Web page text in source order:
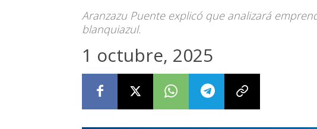
Aranzazu Puente explicó que analizará
blanquiazul.
1 octubre, 2025